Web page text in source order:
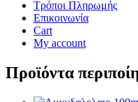
Τρόποι Πληρωμής
Επικοινωνία
Cart
My account
Προϊόντα